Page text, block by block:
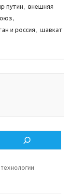
путин , внешняя
,
и россия , шавкат